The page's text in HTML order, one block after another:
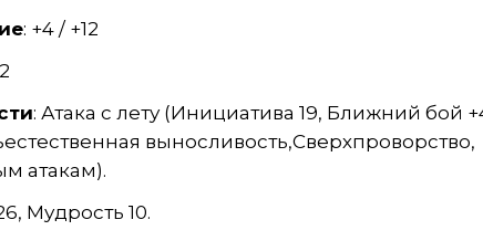
: +4 / +12
: Атака с лету (Инициатива 19, Ближний бой
выносливость,Сверхпроворство,
атакам).
Мудрость 10.